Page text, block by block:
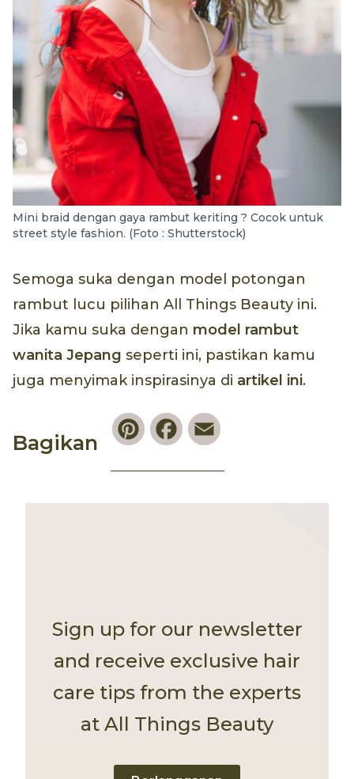
Mini braid dengan gaya rambut keriting ? Cocok untuk
street style fashion. (Foto : Shutterstock)
Semoga suka dengan model potongan
rambut lucu pilihan All Things Beauty ini.
Jika kamu suka dengan model rambut
wanita Jepang seperti ini, pastikan kamu
juga menyimak inspirasinya di artikel ini.
Bagikan
PinterestFacebook
Sign up for our newsletter
and receive exclusive hair
care tips from the experts
at All Things Beauty